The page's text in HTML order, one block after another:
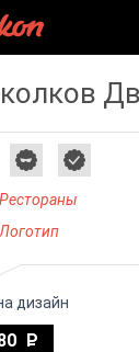
Рестораны
Логотип
дизайн